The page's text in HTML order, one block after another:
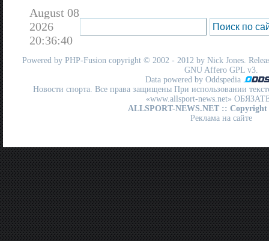
August 08
2026
20:36:40
Powered by PHP-Fusion copyright © 2002 - 2012 by Nick Jones.
GNU Affero GPL v3.
Data powered by Oddspedia
Новости спорта. Все права защищены При использовании
«www.allsport-news.net»
ALLSPORT-NEWS.NET :: Copyright
Реклама на сайте